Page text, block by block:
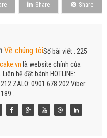
Share Share
Về chúng tôiSố bài viết : 225
là website chính của
hệ đặt bánh HOTLINE:
ZALO: 0901.678.202 Viber: